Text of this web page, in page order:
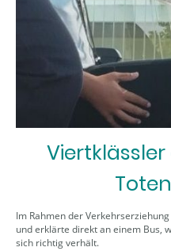
Im Rahmen der
und erklärte direkt an einem Bus,
sich richtig verhält.